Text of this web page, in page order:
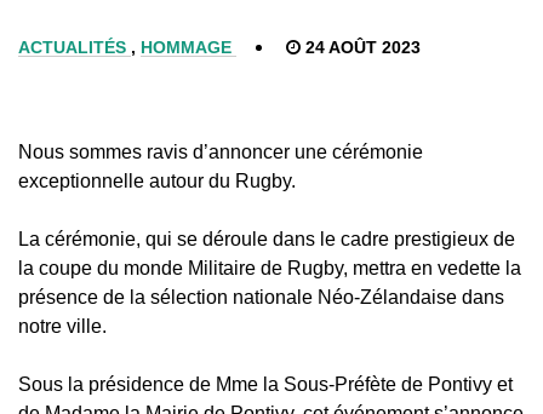
ACTUALITÉS , HOMMAGE 24 AOÛT 2023
Nous sommes ravis d’annoncer une cérémonie
exceptionnelle autour du Rugby.
La cérémonie, qui se déroule dans le cadre prestigieux de
la coupe du monde Militaire de Rugby, mettra en vedette la
présence de la sélection nationale Néo-Zélandaise dans
notre ville.
Sous la présidence de Mme la Sous-Préfète de Pontivy et